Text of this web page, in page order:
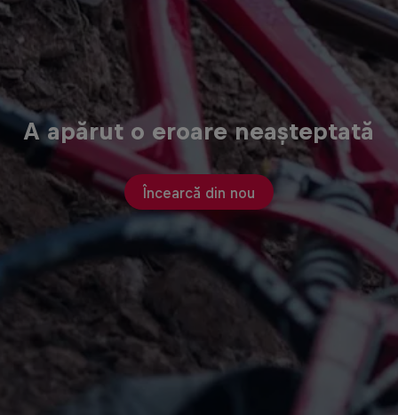
A apărut o eroare neașteptată
Încearcă din nou